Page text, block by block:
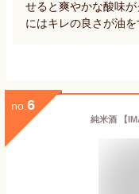
せると爽やかな酸味
にはキレの良さが油を
no. 6
純米酒 【